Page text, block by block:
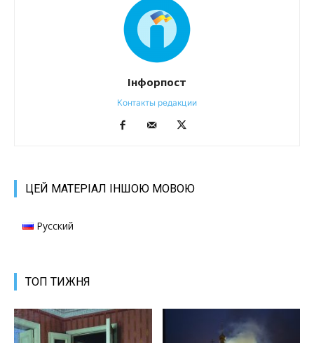
Інфорпост
Контакты редакции
ЦЕЙ МАТЕРІАЛ ІНШОЮ МОВОЮ
Русский
ТОП ТИЖНЯ